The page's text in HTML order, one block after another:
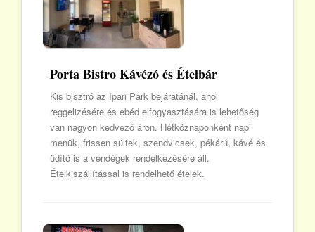
Porta Bistro Kávézó és Ételbár
Kis bisztró az Ipari Park bejáratánál, ahol
reggelizésére és ebéd elfogyasztására is lehetőség
van nagyon kedvező áron. Hétköznaponként napi
menük, frissen sültek, szendvicsek, pékárú, kávé és
üdítő is a vendégek rendelkezésére áll.
Ételkiszállítással is rendelhető ételek.